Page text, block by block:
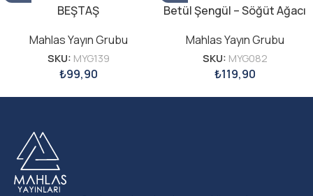
BEŞTAŞ
Mahlas Yayın Grubu
SKU: MYG139
₺99,90
Betül Şengül – Söğüt Ağacı
Mahlas Yayın Grubu
SKU: MYG082
₺119,90